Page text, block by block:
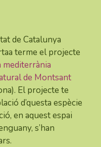
de Catalunya
terme el projecte
de Montsant
El projecte te
d’questa espècie
en aquest espai
s’han